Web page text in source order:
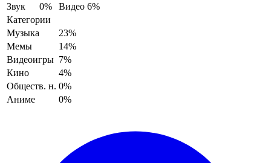
Звук
0% Видео 6%
Категории
Музыка
23%
Мемы
14%
Видеоигры 7%
Кино
4%
Обществ. н. 0%
Аниме
0%